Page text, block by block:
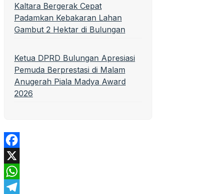
Kaltara Bergerak Cepat
Padamkan Kebakaran Lahan
Gambut 2 Hektar di Bulungan
Ketua DPRD Bulungan Apresiasi
Pemuda Berprestasi di Malam
Anugerah Piala Madya Award
2026
Facebook
X
WhatsApp